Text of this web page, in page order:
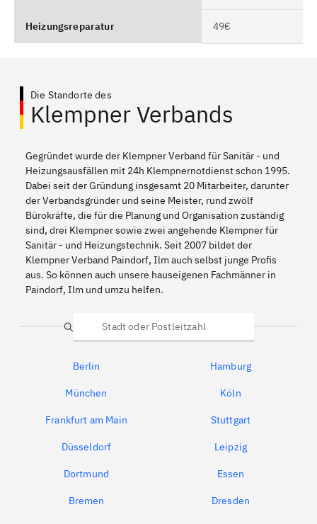
Heizungsreparatur 49€
Die Standorte des
Klempner Verbands
Gegründet wurde der Klempner Verband für Sanitär - und
Heizungsausfällen mit 24h Klempnernotdienst schon 1995.
Dabei seit der Gründung insgesamt 20 Mitarbeiter, darunter
der Verbandsgründer und seine Meister, rund zwölf
Bürokräfte, die für die Planung und Organisation zuständig
sind, drei Klempner sowie zwei angehende Klempner für
Sanitär - und Heizungstechnik. Seit 2007 bildet der
Klempner Verband Paindorf, Ilm auch selbst junge Profis
aus. So können auch unsere hauseigenen Fachmänner in
Paindorf, Ilm und umzu helfen.
Suche
Berlin Hamburg
München Köln
Frankfurt am Main Stuttgart
Düsseldorf Leipzig
Dortmund Essen
Bremen Dresden